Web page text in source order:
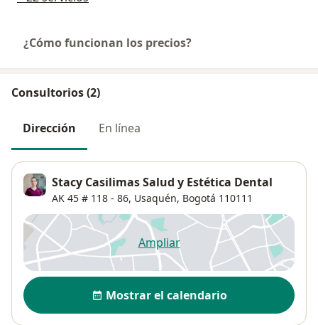
¿Cómo funcionan los precios?
Consultorios (2)
Dirección En línea
Stacy Casilimas Salud y Estética Dental
AK 45 # 118 - 86, Usaquén, Bogotá 110111
Ampliarse abre en una nueva
Disponibilidad
Mostrar el calendario